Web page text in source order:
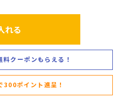
れる
クーポンもらえる！
300ポイント進呈！